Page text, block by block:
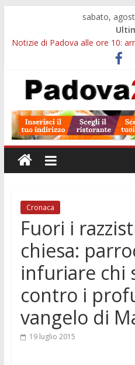
sabato,
Notizie di Padova alle ore 10:
Notizie di Padova alle ore 23:
Limena e progetto Cool Shop
Bando sicurezza urbana
Sicurezza esodo estivo Padova:
e treni
Bonus trasporto pubblico
annuale
Cronaca
Fuori i
chiesa:
infuriare chi
contro i
vangelo di
19 luglio 2015